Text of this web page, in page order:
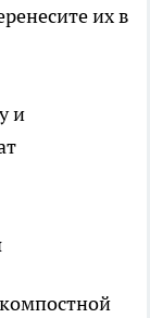
их в
и